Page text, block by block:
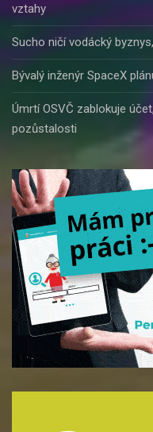
vztahy
Sucho ničí vodácký
Bývalý inženýr SpaceX
Úmrtí OSVČ zablokuje
pozůstalosti